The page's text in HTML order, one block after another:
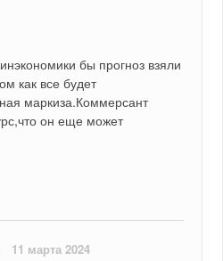
бы прогноз взяли
как все будет
маркиза.Коммерсант
он еще может
11 марта 2024